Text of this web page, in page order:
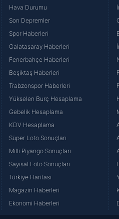
Hava Durumu
Son Depremler
Spor Haberleri
Galatasaray Haberleri
Fenerbahçe Haberleri
Beşiktaş Haberleri
Trabzonspor Haberleri
Yükselen Burç Hesaplama
Gebelik Hesaplama
KDV Hesaplama
Süper Loto Sonuçları
Milli Piyango Sonuçları
Sayısal Loto Sonuçları
Türkiye Haritası
Magazin Haberleri
Ekonomi Haberleri